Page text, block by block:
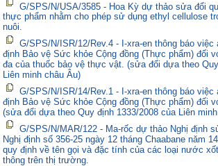
G/SPS/N/USA/3585 - Hoa Kỳ dự thảo sửa đổi
thực phẩm nhằm cho phép sử dụng ethyl cellulose
nuôi.
G/SPS/N/ISR/12/Rev.4 - I-xra-en thông báo
định Bảo vệ Sức khỏe Cộng đồng (Thực phẩm) đối
đa của thuốc bảo vệ thực vật. (sửa đổi dựa theo
Liên minh châu Âu)
G/SPS/N/ISR/14/Rev.1 - I-xra-en thông báo
định Bảo vệ Sức khỏe Cộng đồng (Thực phẩm) đối
(sửa đổi dựa theo Quy định 1333/2008 của Liên
G/SPS/N/MAR/122 - Ma-rốc dự thảo Nghị định
Nghị định số 356-25 ngày 12 tháng Chaabane năm
quy định về tên gọi và đặc tính của các loại nước
thông trên thị trường.